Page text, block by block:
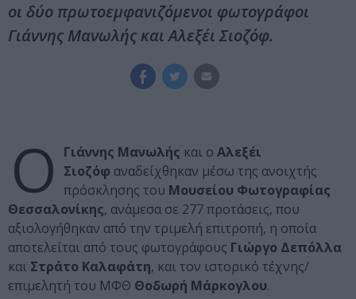
οι δύο πρωτοεμφανιζόμενοι φωτογράφοι
Γιάννης Μανωλής και Αλεξέι Σιοζόφ.
O Γιάννης Μανωλής και o Αλεξέι
Σιοζόφ αναδείχθηκαν μέσω της ανοιχτής
πρόσκλησης του Μουσείου Φωτογραφίας
Θεσσαλονίκης, ανάμεσα σε 277 προτάσεις, που
αξιολογήθηκαν από την τριμελή επιτροπή, η οποία
αποτελείται από τους φωτογράφους Γιώργο Δεπόλλα
και Στράτο Καλαφάτη, και τον ιστορικό τέχνης/
επιμελητή του ΜΦΘ Θοδωρή Μάρκογλου.